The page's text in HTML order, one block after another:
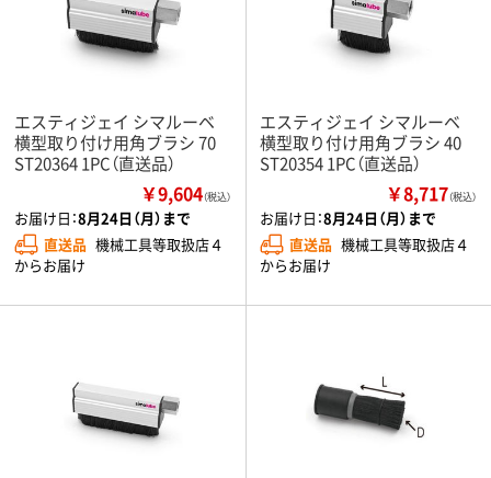
エスティジェイ シマルーベ
横型取り付け用角ブラシ 70
ST20364 1PC（直送品）
￥9,604（税込）
お届け日：8月24日（月）まで
直送品 機械工具等取扱店４
からお届け
エスティジェイ シマルーベ
横型取り付け用角ブラシ 40
ST20354 1PC（直送品）
￥8,717（税込）
お届け日：8月24日（月）まで
直送品 機械工具等取扱店４
からお届け